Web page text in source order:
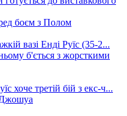
боєм з Полом
б'ється з жорсткими
Джошуа